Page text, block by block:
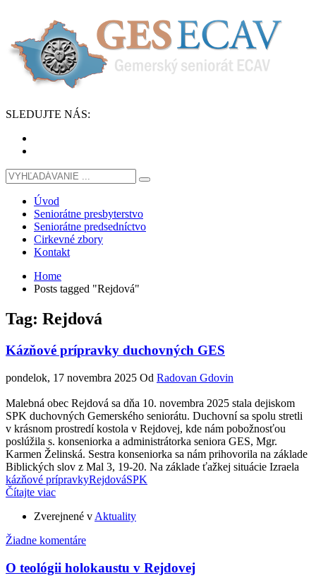
SLEDUJTE NÁS:
Úvod
Seniorátne presbyterstvo
Seniorátne predsedníctvo
Cirkevné zbory
Kontakt
Home
Posts tagged "Rejdová"
Tag: Rejdová
Kázňové prípravky duchovných GES
pondelok, 17 novembra 2025 Od Radovan Gdovin
Malebná obec Rejdová sa dňa 10. novembra 2025 stala dejiskom
SPK duchovných Gemerského seniorátu. Duchovní sa spolu stretli
v krásnom prostredí kostola v Rejdovej, kde nám pobožnosťou
poslúžila s. konseniorka a administrátorka seniora GES, Mgr.
Karmen Želinská. Sestra konseniorka sa nám prihovorila na základe
Biblických slov z Mal 3, 19-20. Na základe ťažkej situácie Izraela
kázňové prípravkyRejdováSPK
Čítajte viac
Zverejnené v Aktuality
Žiadne komentáre
O teológii holokaustu v Rejdovej